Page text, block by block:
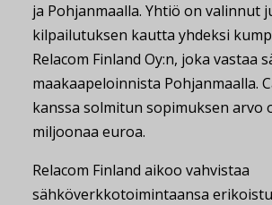
ja Pohjanmaalla. Yhtiö on valinnut
kilpailutuksen kautta yhdeksi
Relacom Finland Oy:n, joka vastaa
maakaapeloinnista Pohjanmaalla.
kanssa solmitun sopimuksen arvo
miljoonaa euroa.
Relacom Finland aikoo vahvistaa
sähköverkkotoimintaansa